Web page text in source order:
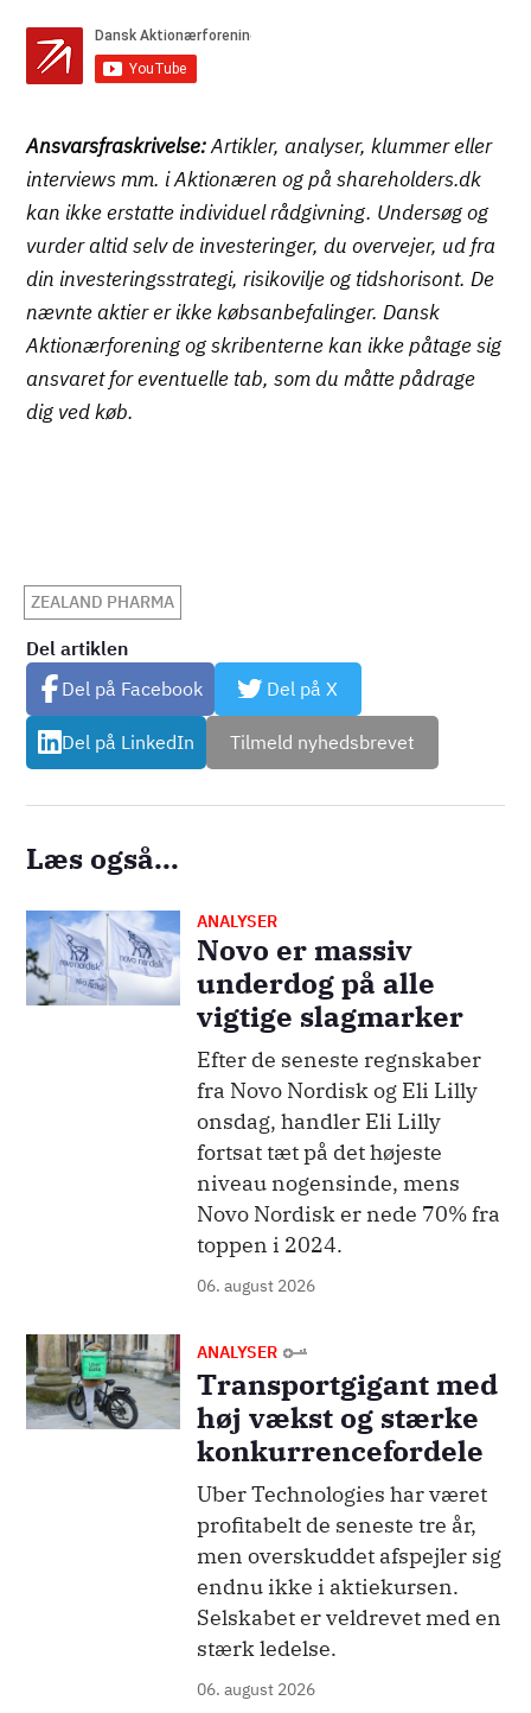
Ansvarsfraskrivelse:Artikler, analyser, klummer eller
interviews mm. i Aktionæren og på shareholders.dk
kan ikke erstatte individuel rådgivning. Undersøg og
vurder altid selv de investeringer, du overvejer, ud fra
din investeringsstrategi, risikovilje og tidshorisont. De
nævnte aktier er ikke købsanbefalinger. Dansk
Aktionærforening og skribenterne kan ikke påtage sig
ansvaret for eventuelle tab, som du måtte pådrage
dig ved køb.
ZEALAND PHARMA
Del artiklen
Del på Facebook
Del på X
Del på LinkedIn Tilmeld nyhedsbrevet
Læs også...
Billede ANALYSER
Novo er massiv
underdog på alle
vigtige slagmarker
Efter de seneste regnskaber
fra Novo Nordisk og Eli Lilly
onsdag, handler Eli Lilly
fortsat tæt på det højeste
niveau nogensinde, mens
Novo Nordisk er nede 70% fra
toppen i 2024.
06. august 2026
Billede ANALYSER
Transportgigant med
høj vækst og stærke
konkurrencefordele
Uber Technologies har været
profitabelt de seneste tre år,
men overskuddet afspejler sig
endnu ikke i aktiekursen.
Selskabet er veldrevet med en
stærk ledelse.
06. august 2026